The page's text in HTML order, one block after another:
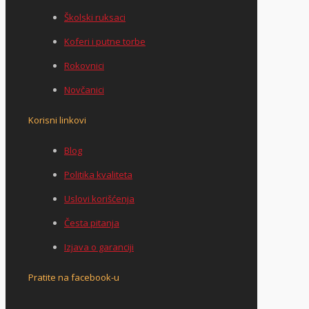
Školski ruksaci
Koferi i putne torbe
Rokovnici
Novčanici
Korisni linkovi
Blog
Politika kvaliteta
Uslovi korišćenja
Česta pitanja
Izjava o garanciji
Pratite na facebook-u